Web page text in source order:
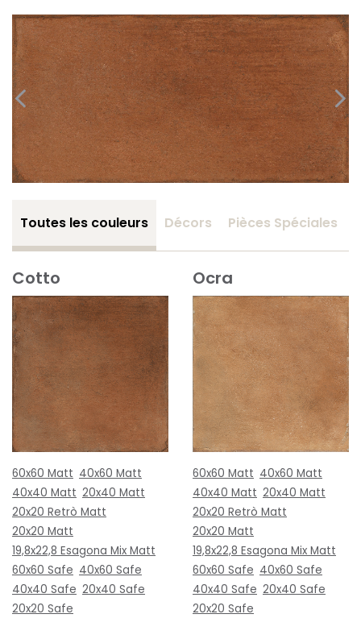
Toutes les couleurs Décors Pièces Spéciales
Cotto
60x60 Matt 40x60 Matt
40x40 Matt 20x40 Matt
20x20 Retrò Matt
20x20 Matt
19,8x22,8 Esagona Mix Matt
60x60 Safe 40x60 Safe
40x40 Safe 20x40 Safe
20x20 Safe
Ocra
60x60 Matt 40x60 Matt
40x40 Matt 20x40 Matt
20x20 Retrò Matt
20x20 Matt
19,8x22,8 Esagona Mix Matt
60x60 Safe 40x60 Safe
40x40 Safe 20x40 Safe
20x20 Safe